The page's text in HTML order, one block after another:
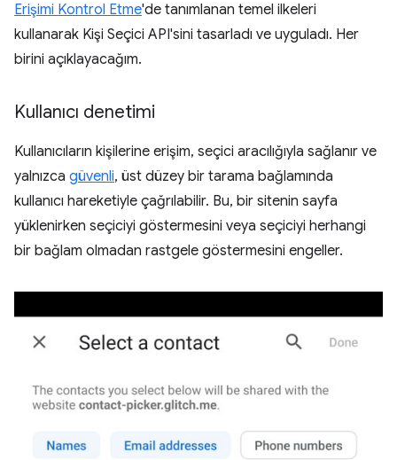
Erişimi Kontrol Etme'de tanımlanan temel ilkeleri
kullanarak Kişi Seçici API'sini tasarladı ve uyguladı. Her
birini açıklayacağım.
Kullanıcı denetimi
Kullanıcıların kişilerine erişim, seçici aracılığıyla sağlanır ve
yalnızca güvenli, üst düzey bir tarama bağlamında
kullanıcı hareketiyle çağrılabilir. Bu, bir sitenin sayfa
yüklenirken seçiciyi göstermesini veya seçiciyi herhangi
bir bağlam olmadan rastgele göstermesini engeller.